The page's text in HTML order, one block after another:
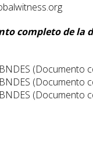
completo de la
(Documento
(Documento
(Documento